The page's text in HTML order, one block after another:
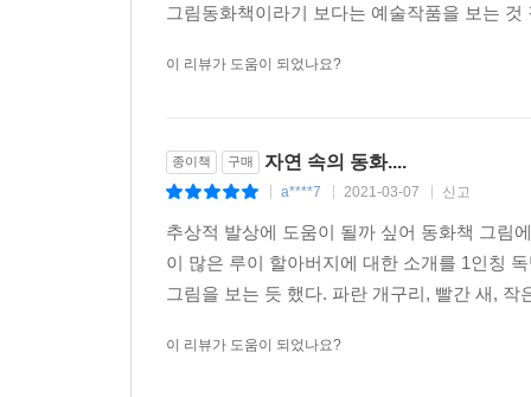
그림동화책이라기 보다는 예술작품을 보는
이 리뷰가 도움이 되었나요?
종이책 구매 자연 속의 동화....
a****7 2021-03-07 신고
추상적 발상에 도움이 될까 싶어 동화책 그림
이 많은 루이 할아버지에 대한 소개를 1인칭
그림을 보는 듯 했다. 파란 개구리, 빨간 새,
이 리뷰가 도움이 되었나요?